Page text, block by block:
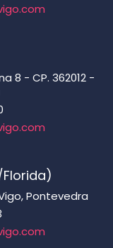
8 - CP. 362012 -
Pontevedra